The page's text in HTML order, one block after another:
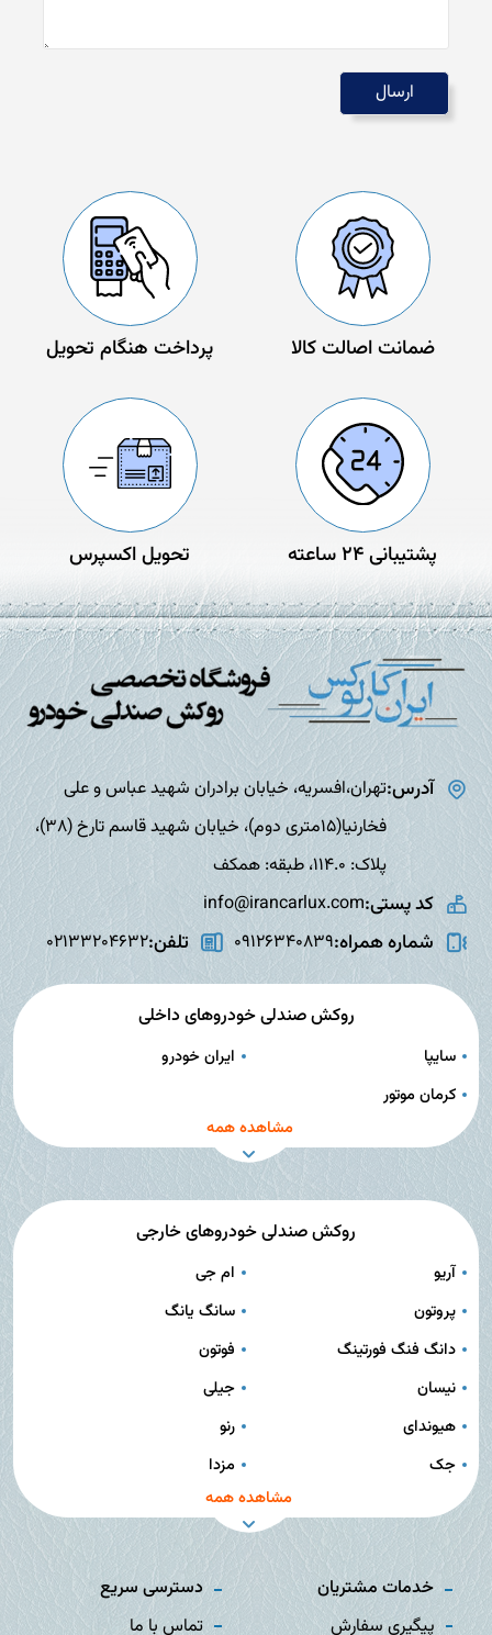
ضمانت اصالت کالا پرداخت هنگام تحویل
پشتیبانی 24 ساعته تحویل اکسپرس
آدرس:تهران،افسریه، خیابان برادران شهید عباس و علی
فخارنیا(15متری دوم)، خیابان شهید قاسم تارخ (38)،
پلاک: 114.0، طبقه: همکف
کد پستی:info@irancarlux.com
شماره همراه:09126340839 تلفن:02133204632
روکش صندلی خودروهای داخلی
سایپا
ایران خودرو
کرمان موتور
مشاهده همه
روکش صندلی خودروهای خارجی
آریو
ام جی
پروتون
سانگ یانگ
دانگ فنگ فورتینگ
فوتون
نیسان
جیلی
هیوندای
رنو
جک
مزدا
مشاهده همه
خدمات مشتریان
پیگیری سفارش
دسترسی سریع
تماس با ما